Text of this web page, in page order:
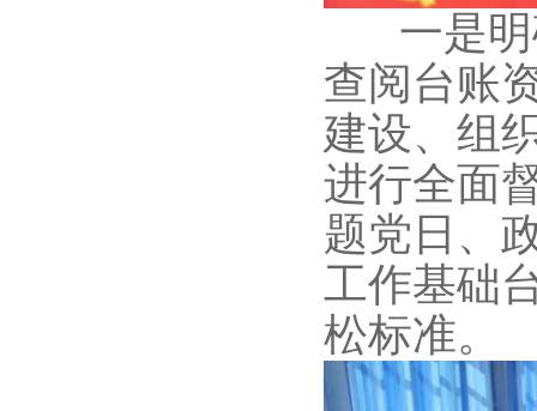
一是明
查阅台账
建设、组
进行全面
题党日、
工作基础
松标准。